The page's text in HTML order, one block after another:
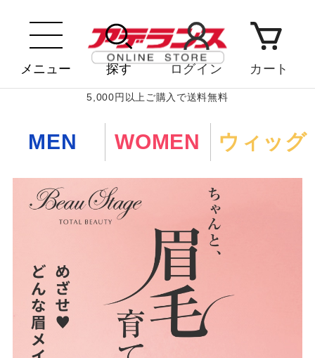
メニュー 探す ログイン カート
5,000円以上ご購入で送料無料
MEN WOMEN ウィッグ